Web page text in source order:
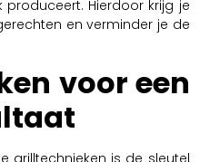
Hierdoor krijg je
en verminder je de
voor een